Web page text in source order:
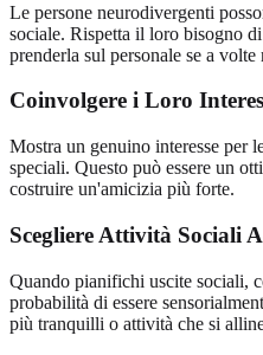
Le persone neurodivergenti
sociale. Rispetta il loro bisogno
prenderla sul personale se a
Coinvolgere i Loro
Mostra un genuino interesse per
speciali. Questo può essere un
costruire un'amicizia più forte.
Scegliere Attività Sociali
Quando pianifichi uscite sociali,
probabilità di essere
più tranquilli o attività che si